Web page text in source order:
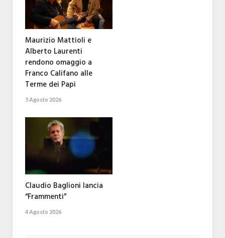
Maurizio Mattioli e
Alberto Laurenti
rendono omaggio a
Franco Califano alle
Terme dei Papi
5 Agosto 2026
Claudio Baglioni lancia
“Frammenti”
4 Agosto 2026